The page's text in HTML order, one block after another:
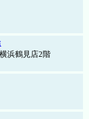
浜鶴見店2階